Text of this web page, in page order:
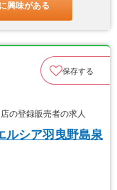
興味がある
保存する
の登録販売者の求人
ルシア羽曳野島泉